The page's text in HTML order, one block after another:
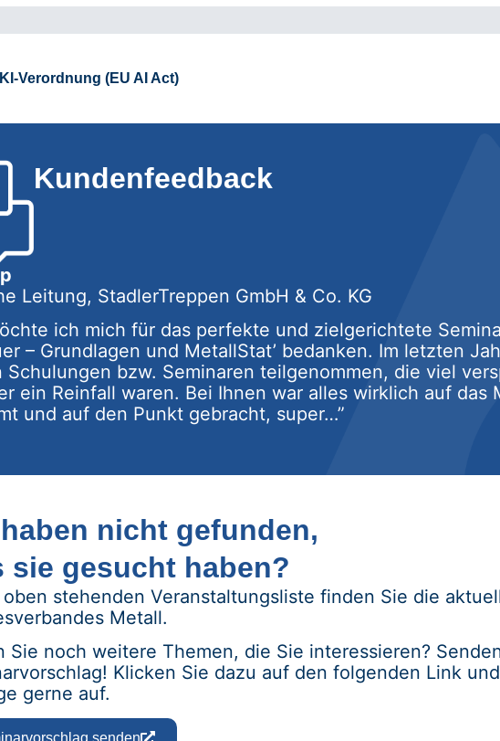
Verordnung (EU AI Act)
Kundenfeedback
Leitung, StadlerTreppen GmbH & Co. KG
ich mich für das perfekte und zielgerichtete
– Grundlagen und MetallStat’ bedanken. Im letzten
Schulungen bzw. Seminaren teilgenommen, die viel
ein Reinfall waren. Bei Ihnen war alles wirklich auf das
und auf den Punkt gebracht, super…”
nicht gefunden,
sie gesucht haben?
oben stehenden Veranstaltungsliste finden Sie die
Metall.
Sie noch weitere Themen, die Sie interessieren?
Klicken Sie dazu auf den folgenden Link
gerne auf.
senden